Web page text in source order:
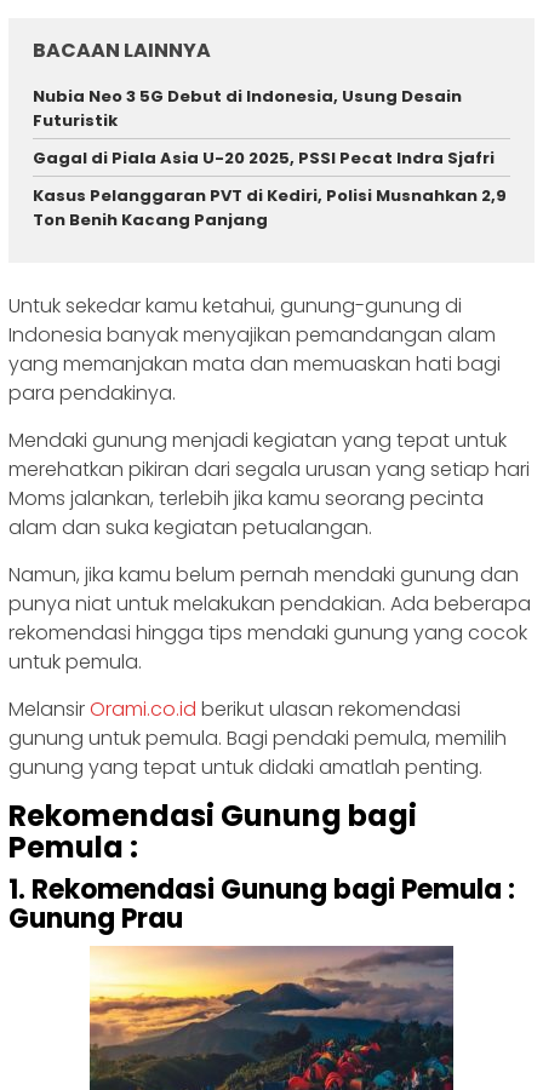
BACAAN LAINNYA
Nubia Neo 3 5G Debut di Indonesia, Usung Desain
Futuristik
Gagal di Piala Asia U-20 2025, PSSI Pecat Indra Sjafri
Kasus Pelanggaran PVT di Kediri, Polisi Musnahkan 2,9
Ton Benih Kacang Panjang
Untuk sekedar kamu ketahui, gunung-gunung di
Indonesia banyak menyajikan pemandangan alam
yang memanjakan mata dan memuaskan hati bagi
para pendakinya.
Mendaki gunung menjadi kegiatan yang tepat untuk
merehatkan pikiran dari segala urusan yang setiap hari
Moms jalankan, terlebih jika kamu seorang pecinta
alam dan suka kegiatan petualangan.
Namun, jika kamu belum pernah mendaki gunung dan
punya niat untuk melakukan pendakian. Ada beberapa
rekomendasi hingga tips mendaki gunung yang cocok
untuk pemula.
MelansirOrami.co.id berikut ulasan rekomendasi
gunung untuk pemula. Bagi pendaki pemula, memilih
gunung yang tepat untuk didaki amatlah penting.
Rekomendasi Gunung bagi
Pemula :
1. Rekomendasi Gunung bagi Pemula :
Gunung Prau